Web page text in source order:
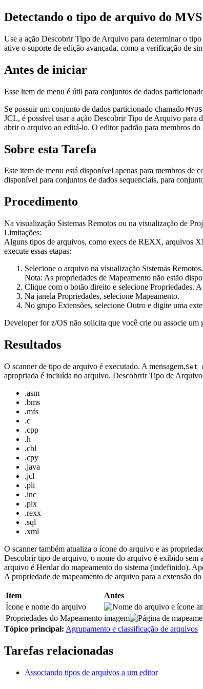
Detectando o tipo de arquivo do MVS
Use a ação Descobrir Tipo de Arquivo para determinar o
ative o suporte de edição avançada, como a verificação de
Antes de iniciar
Esse item de menu é útil para conjuntos de dados
Se possuir um conjunto de dados particionado chamado
JCL, é possível usar a ação Descobrir Tipo de Arquivo para
abrir o arquivo ao editá-lo. O editor padrão para membros
Sobre esta Tarefa
Este item de menu está disponível apenas para membros
disponível para conjuntos de dados sequenciais, para
Procedimento
Na visualização Sistemas Remotos ou na visualização de
Limitações:
Alguns tipos de arquivos, como execs de REXX, arquivos
execute essas etapas:
Selecione o arquivo na visualização Sistemas Remotos.
Nota: As propriedades de Mapeamento não estão
Clique com o botão direito e selecione Propriedades. A
Na janela Propriedades, selecione Mapeamento.
No grupo Extensões, selecione Outro e digite uma
Developer for z/OS não solicita que você crie ou associe
Resultados
O scanner de tipo de arquivo é executado. A mensagem,Set
apropriada é incluída no arquivo. Descobrrir Tipo de Arquivo
.asm
.bms
.mfs
.c
.cpp
.h
.cbl
.cpy
.java
.jcl
.pli
.inc
.plx
.rexx
.sql
.xml
O scanner também atualiza o ícone do arquivo e as
Descobrir tipo de arquivo, o nome do arquivo é exibido sem
arquivo é Herdar do mapeamento do sistema (indefinido).
A propriedade de mapeamento de arquivo para a extensão
Item Antes
Ícone e nome do arquivo
Propriedades do Mapeamento imagem
Tópico principal: Agrupamento e classificação de arquivos
Tarefas relacionadas
Associando tipos de arquivos a um editor